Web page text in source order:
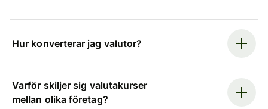
Hur konverterar jag valutor?
Varför skiljer sig valutakurser
mellan olika företag?